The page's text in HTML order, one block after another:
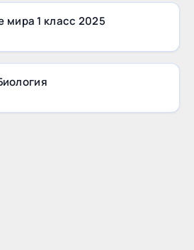
мира 1 класс 2025
Биология